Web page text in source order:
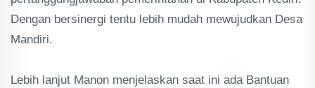
Dengan bersinergi tentu lebih mudah mewujudkan Desa
Mandiri.
Lebih lanjut Manon menjelaskan saat ini ada Bantuan